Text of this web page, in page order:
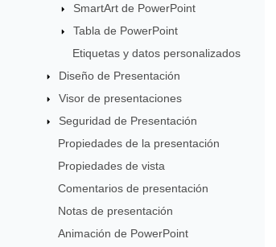
SmartArt de PowerPoint
Tabla de PowerPoint
Etiquetas y datos personalizados
Diseño de Presentación
Visor de presentaciones
Seguridad de Presentación
Propiedades de la presentación
Propiedades de vista
Comentarios de presentación
Notas de presentación
Animación de PowerPoint